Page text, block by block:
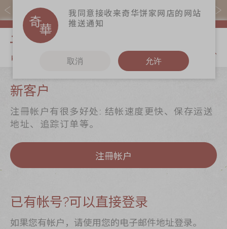
易赏钱会员凭推广码购买现货产品可赚易赏钱($5=1分)
关于奇华
奇华传奇
最新推广
商务销售
奇华网志
奇华饼食
贺年食品
手信礼品
时令食品
更多
奇华工作坊
已有帐号?可以直接登录
如果您有帐户，请使用您的电子邮件地址登录。
新客户
注冊帐户有很多好处: 结帐速度更快、保存运送
地址、追踪订单等。
注冊帐户
我同意接收来奇华饼家网店的网站
推送通知
取消 允许